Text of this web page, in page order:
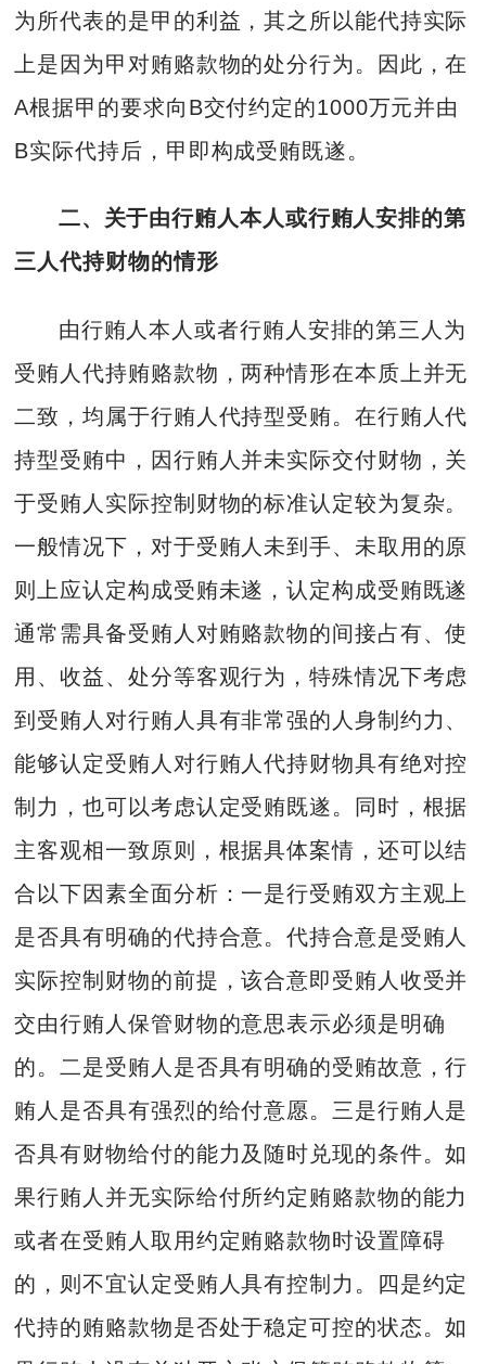
为所代表的是甲的利益，其之所以能代持实际
上是因为甲对贿赂款物的处分行为。因此，在
A根据甲的要求向B交付约定的1000万元并由
B实际代持后，甲即构成受贿既遂。
二、关于由行贿人本人或行贿人安排的第
三人代持财物的情形
由行贿人本人或者行贿人安排的第三人为
受贿人代持贿赂款物，两种情形在本质上并无
二致，均属于行贿人代持型受贿。在行贿人代
持型受贿中，因行贿人并未实际交付财物，关
于受贿人实际控制财物的标准认定较为复杂。
一般情况下，对于受贿人未到手、未取用的原
则上应认定构成受贿未遂，认定构成受贿既遂
通常需具备受贿人对贿赂款物的间接占有、使
用、收益、处分等客观行为，特殊情况下考虑
到受贿人对行贿人具有非常强的人身制约力、
能够认定受贿人对行贿人代持财物具有绝对控
制力，也可以考虑认定受贿既遂。同时，根据
主客观相一致原则，根据具体案情，还可以结
合以下因素全面分析：一是行受贿双方主观上
是否具有明确的代持合意。代持合意是受贿人
实际控制财物的前提，该合意即受贿人收受并
交由行贿人保管财物的意思表示必须是明确
的。二是受贿人是否具有明确的受贿故意，行
贿人是否具有强烈的给付意愿。三是行贿人是
否具有财物给付的能力及随时兑现的条件。如
果行贿人并无实际给付所约定贿赂款物的能力
或者在受贿人取用约定贿赂款物时设置障碍
的，则不宜认定受贿人具有控制力。四是约定
代持的贿赂款物是否处于稳定可控的状态。如